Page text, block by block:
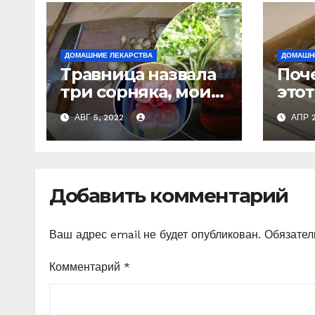
ДОМАШНИЕ ЛЕКАРСТВА
Травница назвала
три сорняка, мои
суставы больше не
болят
АВГ 5, 2022 АПР
Добавить комментарий
Ваш адрес email не будет опубликован.
Комментарий *